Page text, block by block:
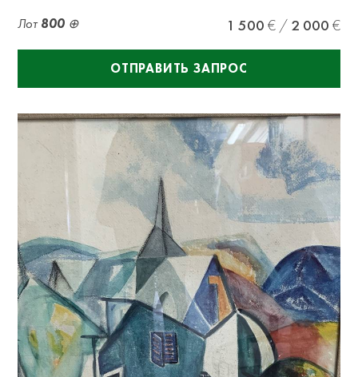
Лот 800 1 500 2 000
ОТПРАВИТЬ ЗАПРОС